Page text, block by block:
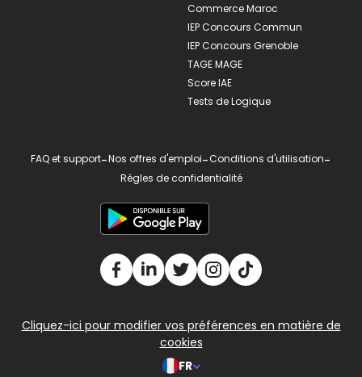
Commerce Maroc
IEP Concours Commun
IEP Concours Grenoble
TAGE MAGE
Score IAE
Tests de Logique
FAQ et support-Nos offres d'emploi-Conditions d'utilisation-
Règles de confidentialité
Cliquez-ici pour modifier vos préférences en matière de
cookies
FR